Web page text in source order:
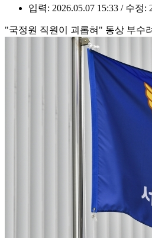
입력: 2026.05.07 15:33 / 수정:
"국정원 직원이 괴롭혀" 동상 부수